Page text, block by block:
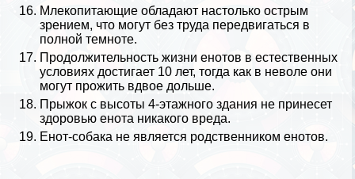
Млекопитающие обладают настолько острым
зрением, что могут без труда передвигаться в
полной темноте.
Продолжительность жизни енотов в естественных
условиях достигает 10 лет, тогда как в неволе они
могут прожить вдвое дольше.
Прыжок с высоты 4-этажного здания не принесет
здоровью енота никакого вреда.
Енот-собака не является родственником енотов.